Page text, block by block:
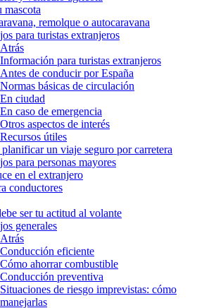
mascota
remolque o autocaravana
para turistas extranjeros
Atrás
Información para turistas extranjeros
Antes de conducir por España
Normas básicas de circulación
En ciudad
En caso de emergencia
Otros aspectos de interés
Recursos útiles
un viaje seguro por carretera
para personas mayores
en el extranjero
conductores
ser tu actitud al volante
generales
Atrás
Conducción eficiente
Cómo ahorrar combustible
Conducción preventiva
Situaciones de riesgo imprevistas: cómo
manejarlas